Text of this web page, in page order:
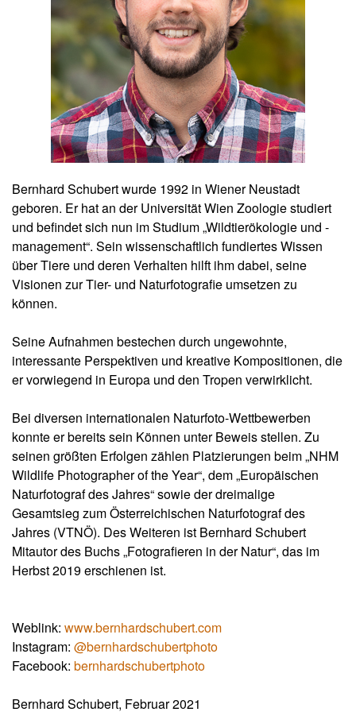
Bernhard Schubert wurde 1992 in Wiener Neustadt
geboren. Er hat an der Universität Wien Zoologie studiert
und befindet sich nun im Studium „Wildtierökologie und -
management“. Sein wissenschaftlich fundiertes Wissen
über Tiere und deren Verhalten hilft ihm dabei, seine
Visionen zur Tier- und Naturfotografie umsetzen zu
können.
Seine Aufnahmen bestechen durch ungewohnte,
interessante Perspektiven und kreative Kompositionen, die
er vorwiegend in Europa und den Tropen verwirklicht.
Bei diversen internationalen Naturfoto-Wettbewerben
konnte er bereits sein Können unter Beweis stellen. Zu
seinen größten Erfolgen zählen Platzierungen beim „NHM
Wildlife Photographer of the Year“, dem „Europäischen
Naturfotograf des Jahres“ sowie der dreimalige
Gesamtsieg zum Österreichischen Naturfotograf des
Jahres (VTNÖ). Des Weiteren ist Bernhard Schubert
Mitautor des Buchs „Fotografieren in der Natur“, das im
Herbst 2019 erschienen ist.
Weblink: www.bernhardschubert.com
Instagram: @bernhardschubertphoto
Facebook: bernhardschubertphoto
Bernhard Schubert, Februar 2021